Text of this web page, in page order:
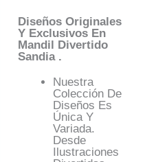
Diseños Originales
Y Exclusivos En
Mandil Divertido
Sandia .
Nuestra
Colección De
Diseños Es
Única Y
Variada.
Desde
Ilustraciones